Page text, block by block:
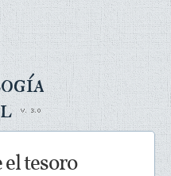
tesoro